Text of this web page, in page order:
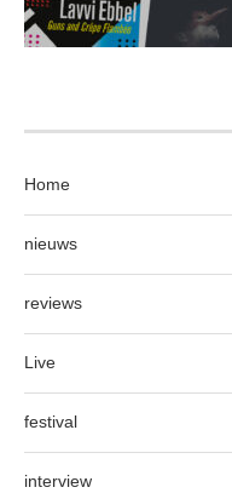
Home
nieuws
reviews
Live
festival
interview